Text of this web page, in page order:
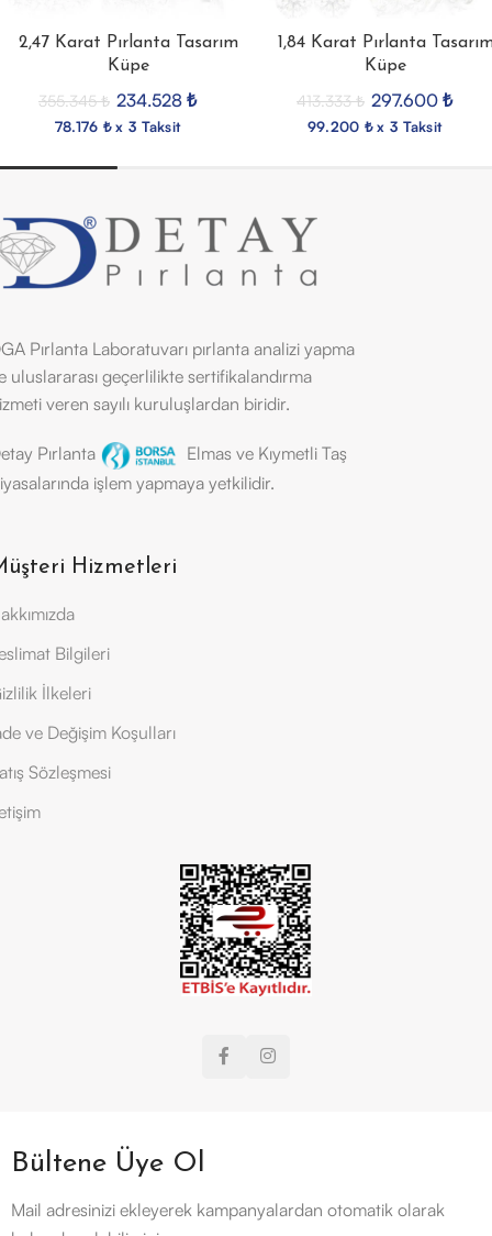
2,47 Karat Pırlanta Tasarım
Küpe
355.345₺ 234.528 ₺
78.176 ₺ x 3 Taksit
1,84 Karat Pırlanta
Küpe
413.333₺ 297.600 ₺
99.200 ₺ x 3 Taksit
Pırlanta Laboratuvarı pırlanta analizi yapma
uluslararası geçerlilikte sertifikalandırma
veren sayılı kuruluşlardan biridir.
Pırlanta
Elmas ve Kıymetli Taş
işlem yapmaya yetkilidir.
Hizmetleri
Bilgileri
İlkeleri
ve Değişim Koşulları
Sözleşmesi
Bültene Üye Ol
Mail adresinizi ekleyerek kampanyalardan otomatik olarak